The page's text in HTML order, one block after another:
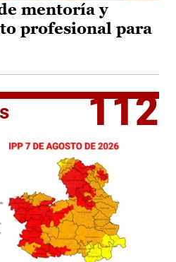
mentoría y
profesional para
112